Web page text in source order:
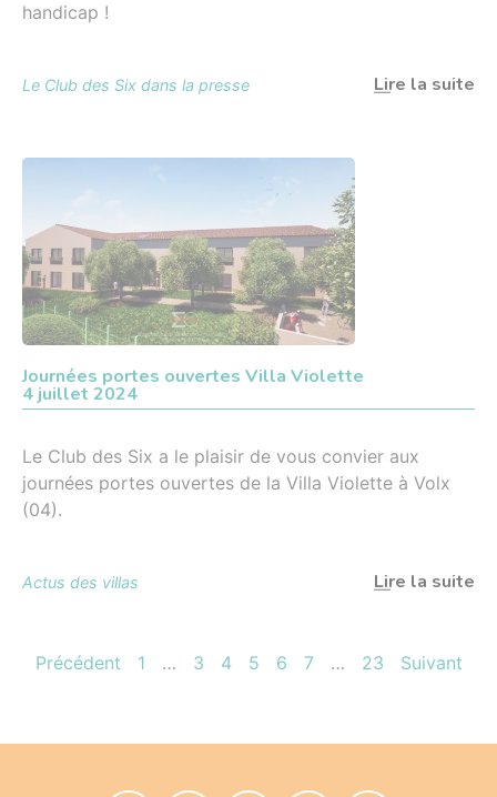
handicap !
Le Club des Six dans la presse Lire la suite
Journées portes ouvertes Villa Violette
4 juillet 2024
Le Club des Six a le plaisir de vous convier aux
journées portes ouvertes de la Villa Violette à Volx
(04).
Actus des villas Lire la suite
Précédent 1 … 3 4 5 6 7 … 23 Suivant